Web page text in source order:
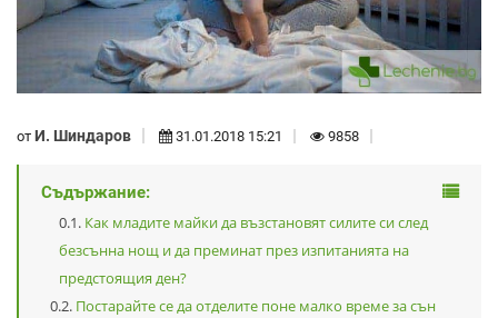
от И. Шиндаров 31.01.2018 15:21 9858
Съдържание:
Как младите майки да възстановят силите си след
безсънна нощ и да преминат през изпитанията на
предстоящия ден?
Постарайте се да отделите поне малко време за сън